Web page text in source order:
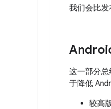
我们会比发
这一部分总
于降低
较高